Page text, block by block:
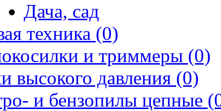
Дача, сад
техника (0)
и триммеры (0)
высокого давления (0)
и бензопилы цепные